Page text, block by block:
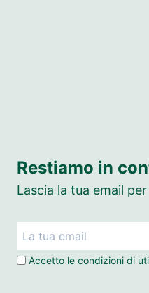
Restiamo in
Lascia la tua email
Accetto le condizioni di